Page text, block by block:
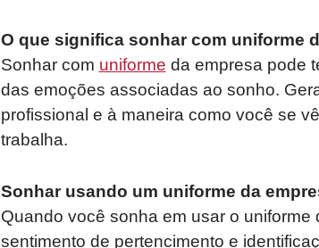
O que significa sonhar com uniforme
Sonhar com uniforme da empresa pode
das emoções associadas ao sonho.
profissional e à maneira como você se
trabalha.
Sonhar usando um uniforme da
Quando você sonha em usar o
sentimento de pertencimento e